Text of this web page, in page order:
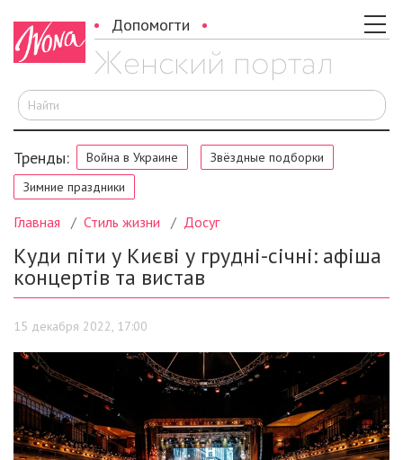
Допомогти
Тренды: Война в Украине
Звёздные подборки
Зимние праздники
Главная Стиль жизни Досуг
Куди піти у Києві у грудні-січні: афіша
концертів та вистав
15 декабря 2022, 17:00